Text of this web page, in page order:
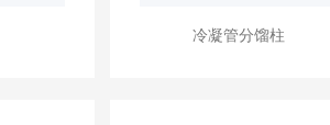
冷凝管分馏柱